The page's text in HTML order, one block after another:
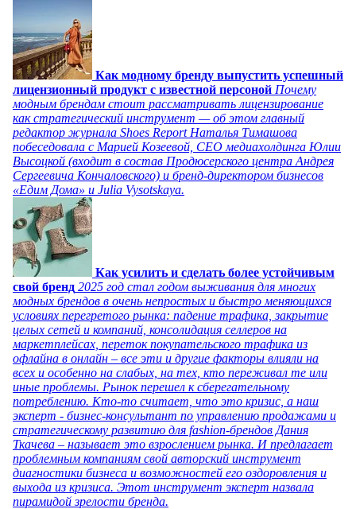
Как модному бренду выпустить успешный
лицензионный продукт с известной персоной Почему
модным брендам стоит рассматривать лицензирование
как стратегический инструмент — об этом главный
редактор журнала Shoes Report Наталья Тимашова
побеседовала с Марией Козеевой, СЕО медиахолдинга Юлии
Высоцкой (входит в состав Продюсерского центра Андрея
Сергеевича Кончаловского) и бренд-директором бизнесов
«Едим Дома» и Julia Vysotskaya.
Как усилить и сделать более устойчивым
свой бренд 2025 год стал годом выживания для многих
модных брендов в очень непростых и быстро меняющихся
условиях перегретого рынка: падение трафика, закрытие
целых сетей и компаний, консолидация селлеров на
маркетплейсах, переток покупательского трафика из
офлайна в онлайн – все эти и другие факторы влияли на
всех и особенно на слабых, на тех, кто переживал те или
иные проблемы. Рынок перешел к сберегательному
потреблению. Кто-то считает, что это кризис, а наш
эксперт - бизнес-консультант по управлению продажами и
стратегическому развитию для fashion-брендов Дания
Ткачева – называет это взрослением рынка. И предлагает
проблемным компаниям свой авторский инструмент
диагностики бизнеса и возможностей его оздоровления и
выхода из кризиса. Этот инструмент эксперт назвала
пирамидой зрелости бренда.